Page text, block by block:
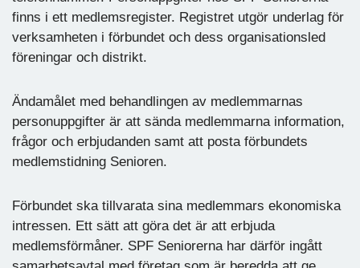
finns i ett medlemsregister. Registret utgör underlag för
verksamheten i förbundet och dess organisationsled
föreningar och distrikt.
Ändamålet med behandlingen av medlemmarnas
personuppgifter är att sända medlemmarna information,
frågor och erbjudanden samt att posta förbundets
medlemstidning Senioren.
Förbundet ska tillvarata sina medlemmars ekonomiska
intressen. Ett sätt att göra det är att erbjuda
medlemsförmåner. SPF Seniorerna har därför ingått